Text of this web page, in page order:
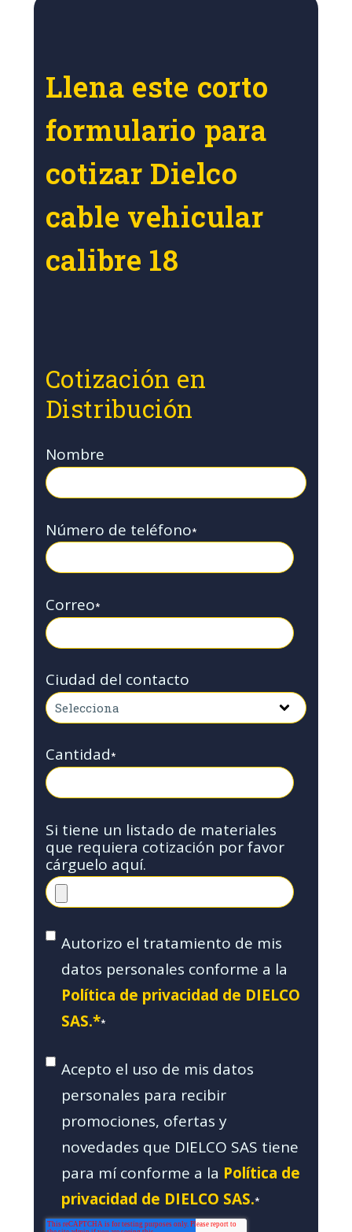
Llena este corto
formulario para
cotizar Dielco
cable vehicular
calibre 18
Cotización en
Distribución
Nombre
Número de teléfono*
Correo*
Ciudad del contacto
Cantidad*
Si tiene un listado de materiales
que requiera cotización por favor
cárguelo aquí.
Autorizo el tratamiento de mis
datos personales conforme a la
Política de privacidad de DIELCO
SAS.**
Acepto el uso de mis datos
personales para recibir
promociones, ofertas y
novedades que DIELCO SAS tiene
para mí conforme a la Política de
privacidad de DIELCO SAS.*